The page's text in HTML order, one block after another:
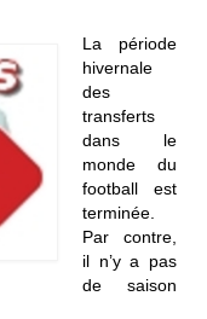
La période
hivernale
des
transferts
dans le
monde du
football est
terminée.
Par contre,
il n’y a pas
de saison